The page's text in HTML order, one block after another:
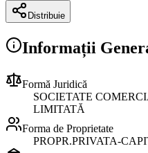
Distribuie
Informații
Formă Juridică
SOCIETATE
LIMITATĂ
Forma de Proprietate
PROPR.PRIVATA-